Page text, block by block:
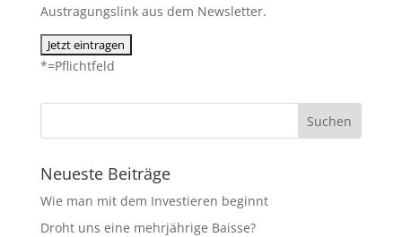
Austragungslink aus dem Newsletter.
*=Pflichtfeld
Neueste Beiträge
Wie man mit dem Investieren beginnt
Droht uns eine mehrjährige Baisse?